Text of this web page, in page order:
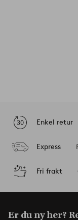
Enkel retur
Express
Fri frakt
Er du ny her?